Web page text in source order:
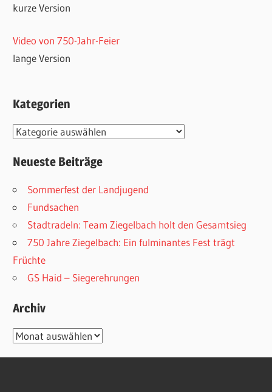
kurze Version
Video von 750-Jahr-Feier
lange Version
Kategorien
Kategorien
Neueste Beiträge
Sommerfest der Landjugend
Fundsachen
Stadtradeln: Team Ziegelbach holt den Gesamtsieg
750 Jahre Ziegelbach: Ein fulminantes Fest trägt
Früchte
GS Haid – Siegerehrungen
Archiv
Archiv